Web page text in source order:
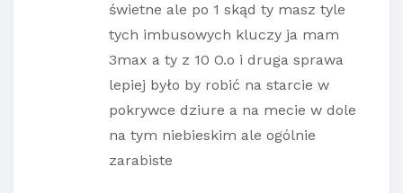
świetne ale po 1 skąd ty masz tyle
tych imbusowych kluczy ja mam
3max a ty z 10 O.o i druga sprawa
lepiej było by robić na starcie w
pokrywce dziure a na mecie w dole
na tym niebieskim ale ogólnie
zarabiste